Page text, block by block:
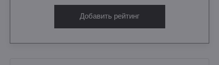
Добавить рейтинг